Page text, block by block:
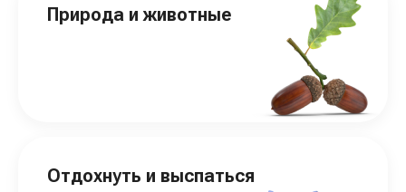
Природа и животные
Отдохнуть и выспаться